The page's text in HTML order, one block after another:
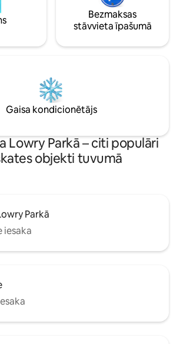
Bezmaksas
stāvvieta īpašumā
Gaisa kondicionētājs
Lowry Parkā – citi populāri
objekti tuvumā
Parkā
iesaka